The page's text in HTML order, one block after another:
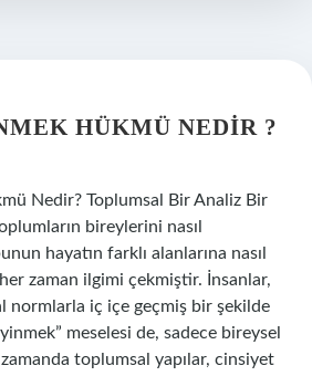
HÜKMÜ NEDIR ?
Nedir? Toplumsal Bir Analiz Bir
bireylerini nasıl
hayatın farklı alanlarına nasıl
her zaman ilgimi çekmiştir. İnsanlar,
normlarla iç içe geçmiş bir şekilde
meselesi de, sadece bireysel
toplumsal yapılar, cinsiyet